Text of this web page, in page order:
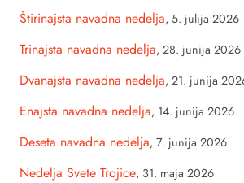
Štirinajsta navadna nedelja, 5. julija 2026
Trinajsta navadna nedelja, 28. junija 2026
Dvanajsta navadna nedelja, 21. junija
Enajsta navadna nedelja, 14. junija 2026
Deseta navadna nedelja, 7. junija 2026
Nedelja Svete Trojice, 31. maja 2026